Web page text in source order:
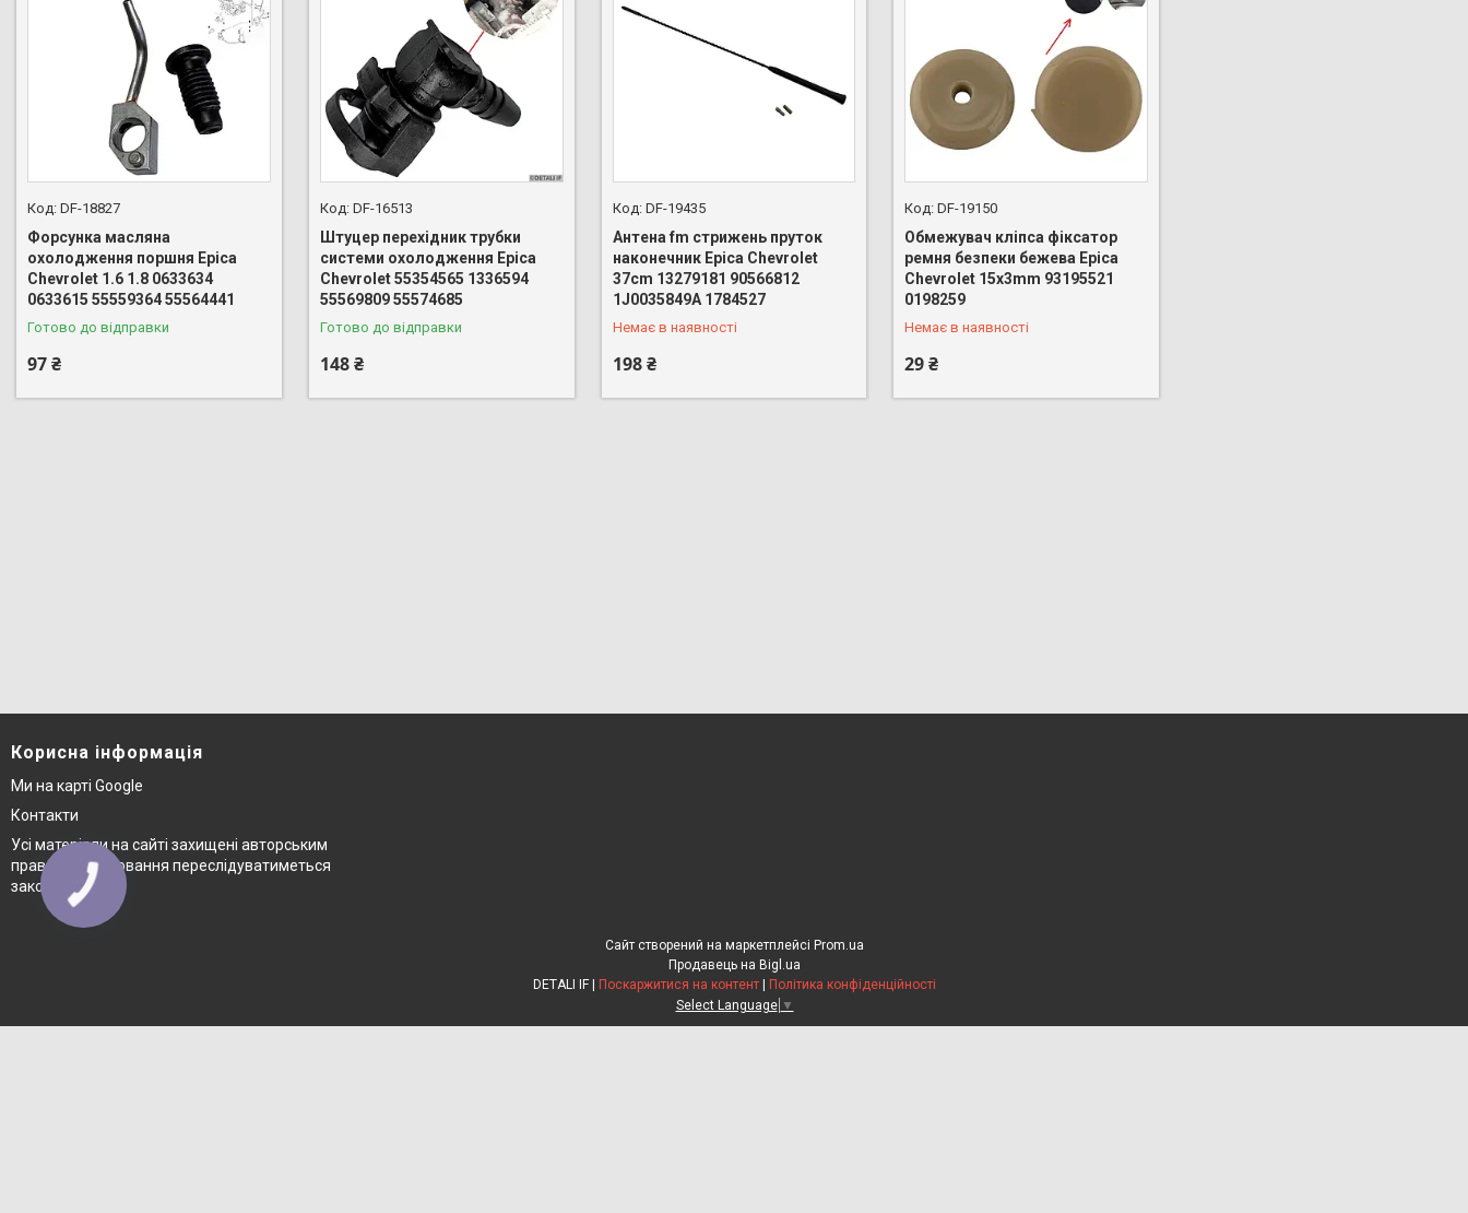
DF-18827
Форсунка масляна
охолодження поршня Epica
Chevrolet 1.6 1.8 0633634
0633615 55559364 55564441
Готово до відправки
97 ₴
DF-16513
Штуцер перехідник трубки
системи охолодження Epica
Chevrolet 55354565 1336594
55569809 55574685
Готово до відправки
148 ₴
DF-19435
Антена fm стрижень пруток
наконечник Epica Chevrolet
37cm 13279181 90566812
1J0035849A 1784527
Немає в наявності
198 ₴
+380 (96) 888-66-44
DF-19150
Обмежувач кліпса фіксатор
ремня безпеки бежева Epica
Chevrolet 15x3mm 93195521
0198259
Немає в наявності
29 ₴
+380 (96) 888-66-44
Корисна інформація
Ми на карті Google
Контакти
Усі матеріали на сайті захищені авторським
правом © копіювання переслідуватиметься
законом
Сайт створений на маркетплейсі Prom.ua
Продавець на Bigl.ua
Поскаржитися на контент
Політика конфіденційності
Select Language ▼